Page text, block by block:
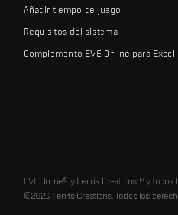
Añadir tiempo de juego
Requisitos del sistema
Complemento EVE Online para Excel
EVE Online® y Fenris Creations™ y
©2026 Fenris Creations. Todos los